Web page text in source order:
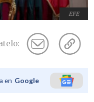
EFE
en Google